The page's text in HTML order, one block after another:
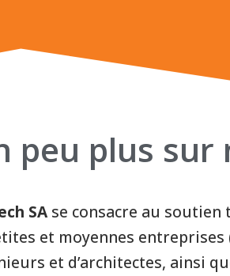
peu plus sur
SA se consacre au
et moyennes entreprises
et d’architectes, ainsi